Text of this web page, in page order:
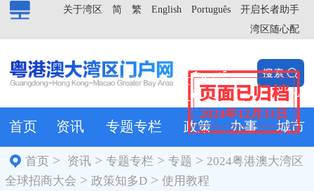
2024年12月31日
开启长者助手
Português
English
繁
简
关于湾区
湾区随心配
首页 资讯 专题专栏 政策 办事 城市
首页 > 资讯 >专题专栏 >专题 > 2024粤港澳大湾区
全球招商大会 > 政策知多D > 使用教程